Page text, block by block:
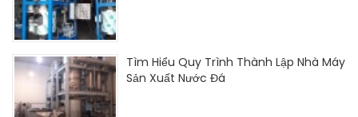
Tìm Hiểu Quy Trình Thành Lập Nhà Máy
Sản Xuất Nước Đá